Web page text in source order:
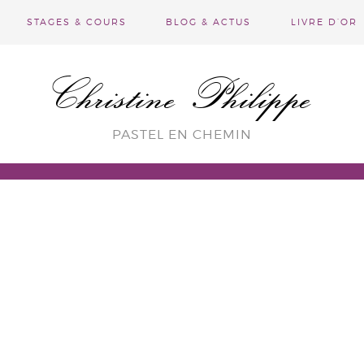
STAGES & COURS BLOG & ACTUS LIVRE D’OR
Christine Philippe
PASTEL EN CHEMIN